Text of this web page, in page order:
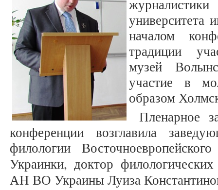
университета
началом
традиции
музей
участие в
образом
Пленарное
конференции возглавила
филологии
Украинки, доктор
АН ВО Украины Луиза